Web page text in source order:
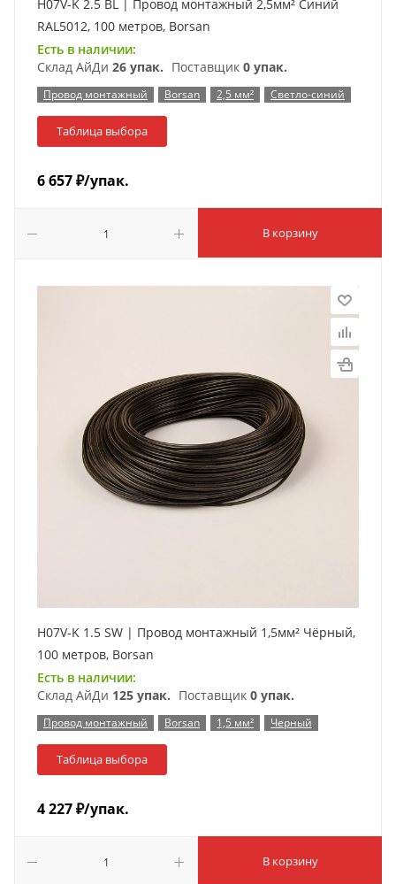
H07V-K 2.5 BL | Провод монтажный 2,5мм² Синий
RAL5012, 100 метров, Borsan
Есть в наличии:
Склад АйДи 26 упак. Поставщик 0 упак.
Провод монтажный Borsan 2,5 мм² Светло-синий
Таблица выбора
6 657₽/упак.
В корзину
H07V-K 1.5 SW | Провод монтажный 1,5мм² Чёрный,
100 метров, Borsan
Есть в наличии:
Склад АйДи 125 упак. Поставщик 0 упак.
Провод монтажный Borsan 1,5 мм² Черный
Таблица выбора
4 227₽/упак.
В корзину